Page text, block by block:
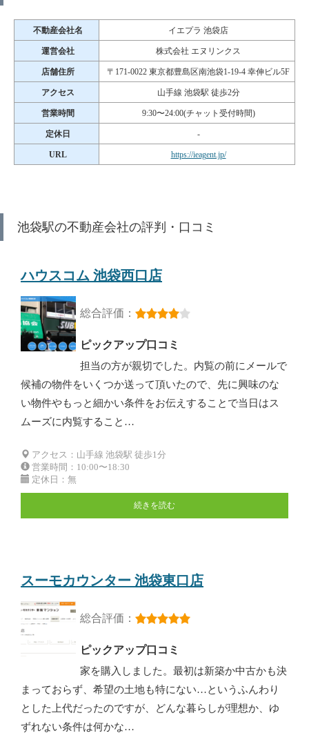
不動産会社名 イエプラ 池袋店
運営会社 株式会社 エヌリンクス
店舗住所 〒171-0022 東京都豊島区南池袋1-19-4 幸伸ビル5F
アクセス 山手線 池袋駅 徒歩2分
営業時間 9:30〜24:00(チャット受付時間)
定休日 -
URL https://ieagent.jp/
池袋駅の不動産会社の評判・口コミ
ハウスコム 池袋西口店
総合評価：
ピックアップ口コミ
担当の方が親切でした。内覧の前にメールで
候補の物件をいくつか送って頂いたので、先に興味のな
い物件やもっと細かい条件をお伝えすることで当日はス
ムーズに内覧すること…
アクセス：山手線 池袋駅 徒歩1分
営業時間：10:00〜18:30
定休日：無
続きを読む
スーモカウンター 池袋東口店
総合評価：
ピックアップ口コミ
家を購入しました。最初は新築か中古かも決
まっておらず、希望の土地も特にない…というふんわり
とした上代だったのですが、どんな暮らしが理想か、ゆ
ずれない条件は何かな…